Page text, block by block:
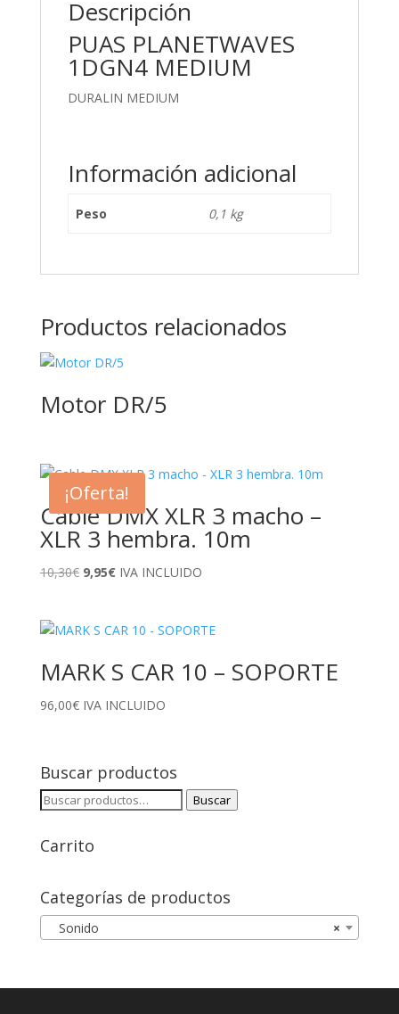
Descripción
PUAS PLANETWAVES
1DGN4 MEDIUM
DURALIN MEDIUM
Información adicional
Peso 0,1 kg
Productos relacionados
Motor DR/5
¡Oferta!
Cable DMX XLR 3 macho –
XLR 3 hembra. 10m
10,30€ El
era:
9,95€El
es:
IVA INCLUIDO
MARK S CAR 10 – SOPORTE
96,00€ IVA INCLUIDO
Buscar productos
Buscar
Buscar
Carrito
Categorías de productos
×
Sonido